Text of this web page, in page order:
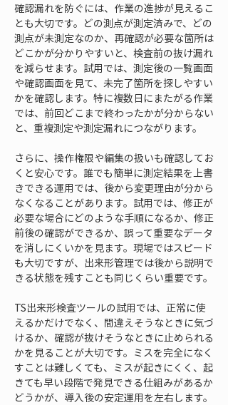
確認漏れを防ぐには、作業の進捗が見えるこ
とも大切です。どの測点が測定済みで、どの
測点が未測定なのか、再確認が必要な箇所は
どこかが分かりやすいと、検査前の抜け漏れ
を減らせます。試用では、測定後の一覧画面
や確認画面を見て、未完了箇所を探しやすい
かを確認します。特に複数日にまたがる作業
では、前回どこまで終わったかが分からない
と、重複測定や測定漏れにつながります。
さらに、操作権限や編集の扱いも確認してお
くと安心です。誰でも簡単に測定結果を上書
きできる運用では、後から変更理由が分から
なくなることがあります。試用では、修正が
必要な場合にどのような手順になるか、修正
前後の確認ができるか、誤って重要なデータ
を消しにくいかを見ます。現場ではスピード
も大切ですが、出来形管理では後から説明で
きる状態を残すことも同じくらい重要です。
TS出来形検査ツールの試用では、正常に使
えるかだけでなく、間違えそうなときに気づ
けるか、確認が抜けそうなときに止められる
かを見ることが大切です。ミスを完全になく
すことは難しくても、ミスが起きにくく、起
きても早い段階で発見できる仕組みがあるか
どうかが、導入後の安定運用を左右します。